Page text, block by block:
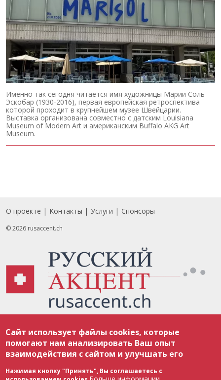
Именно так сегодня читается имя художницы Марии Соль
Эскобар (1930-2016), первая европейская ретроспектива
которой проходит в крупнейшем музее Швейцарии.
Выставка организована совместно с датским Louisiana
Museum of Modern Art и американским Buffalo AKG Art
Museum.
Footer
О проекте Контакты Услуги Спонсоры
© 2026 rusaccent.ch
соответствии с законодательством Швейцарии об авторском праве и
международными соглашениями. Полное или частичное использование
материалов возможно только с разрешения редакции. В случае полного
или частичного воспроизведения материалов сайта rusaccent.ch,
ОБЯЗАТЕЛЬНА АКТИВНАЯ ГИПЕРССЫЛКА на конкретный заимствованный
текст. Фотоизображения, размещенные редакцией rusaccent.ch, являются
ее исключительной собственностью. Полное или частичное
Сайт использует файлы cookies, которые
помогают нам анализировать Ваш опыт
взаимодействия с сайтом и улучшать его
Нажимая кнопку "Принять", Вы соглашаетесь с